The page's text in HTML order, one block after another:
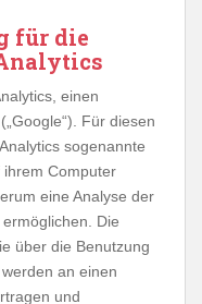
für die
einen
Für diesen
sogenannte
ihrem Computer
eine Analyse der
Die
über die Benutzung
an einen
und